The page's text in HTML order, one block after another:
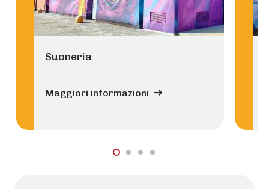
Suoneria
Maggiori informazioni